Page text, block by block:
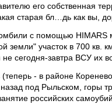
его собственная
старая бл…дь как вы,
c помощью HIMARS
земли" участок в 700 кв.
сегодня-завтра ВСУ их
- в районе
под Рыльском, горы
российских